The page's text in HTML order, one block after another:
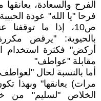
الفرح والسعادة،
فرحا "يا الله" عودة
ص10، إذا ما
بالحيوية: "يرقص
أركض" فكثرة استخدام
مقابلة "عواطف"
أما بالنسبة لحال
مرات) يعانقها" وبهذا
الخلاص "لسليم" من